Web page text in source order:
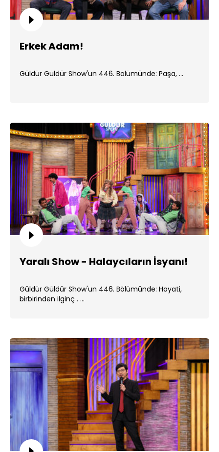
Erkek Adam!
Güldür Güldür Show'un 446. Bölümünde: Paşa, ...
Yaralı Show - Halaycıların İsyanı!
Güldür Güldür Show'un 446. Bölümünde: Hayati,
birbirinden ilginç . ...